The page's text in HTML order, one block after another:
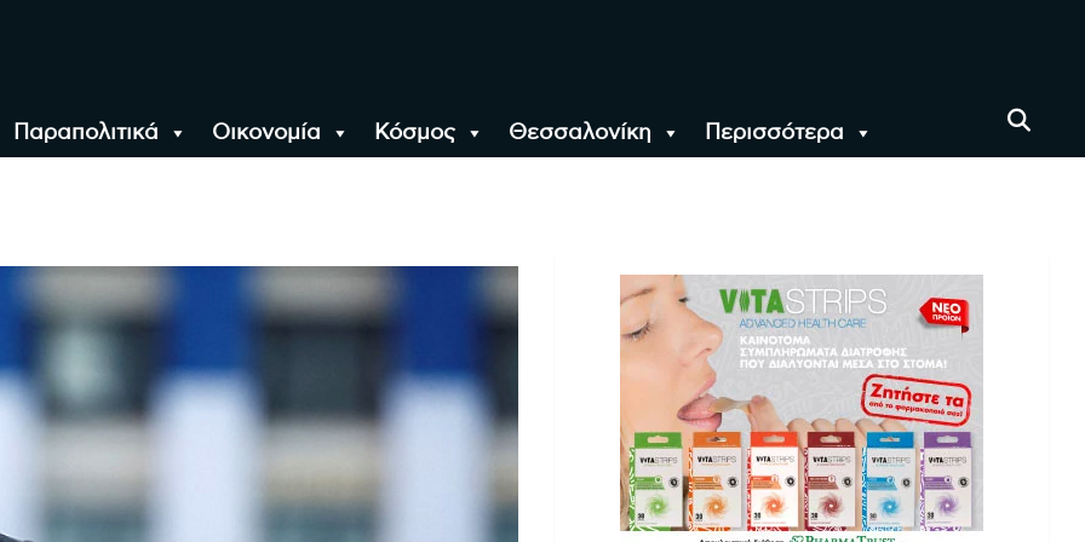
Παραπολιτικά Οικονομία Κόσμος Θεσσαλονίκη Περισσότερα